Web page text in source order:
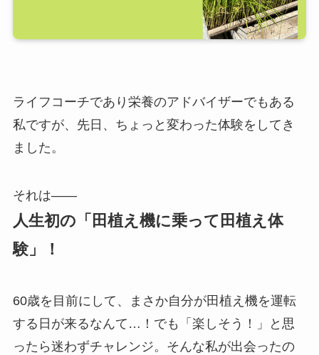
ライフコーチであり栄養のアドバイザーでもある
私ですが、先日、ちょっと変わった体験をしてき
ました。
それは――
人生初の「田植え機に乗って田植え体
験」！
60歳を目前にして、まさか自分が田植え機を運転
する日が来るなんて…！でも「楽しそう！」と思
ったら迷わずチャレンジ。そんな私が出会ったの